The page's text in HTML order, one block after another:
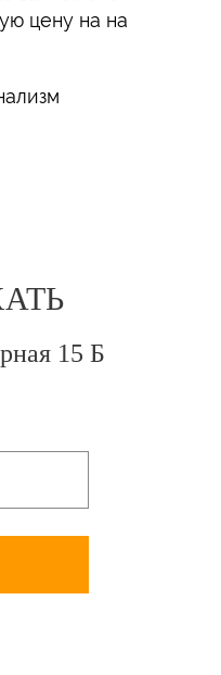
цену на на
15 Б